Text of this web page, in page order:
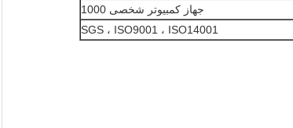
جهاز كمبيوتر شخصى 1000
SGS ، ISO9001 ، ISO14001